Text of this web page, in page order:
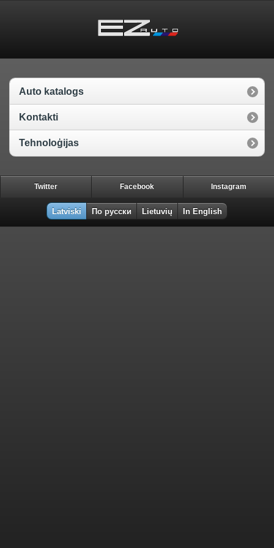
Auto katalogs
Kontakti
Tehnoloģijas
Twitter Facebook Instagram
Latviski По русски Lietuvių In English